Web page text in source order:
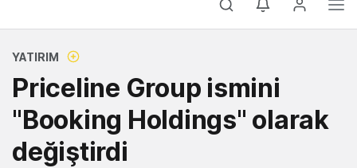
YATIRIM
Priceline Group ismini
"Booking Holdings" olarak
değiştirdi